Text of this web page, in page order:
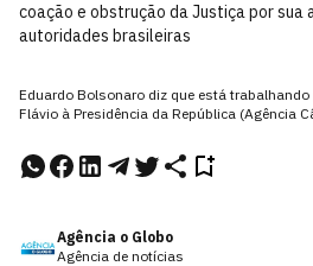
coação e obstrução da Justiça por sua
autoridades brasileiras
Eduardo Bolsonaro diz que está
Flávio à Presidência da República (Agência
Agência o Globo
Agência de notícias